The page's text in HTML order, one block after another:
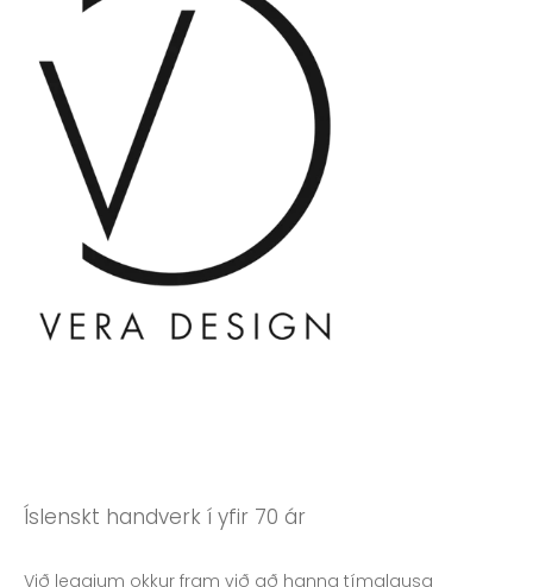
Íslenskt handverk í yfir 70 ár
Við leggjum okkur fram við að hanna tímalausa